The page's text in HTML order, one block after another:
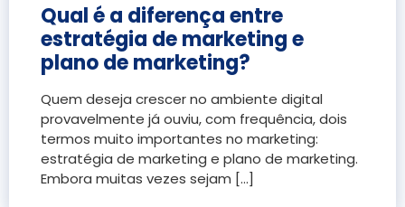
Qual é a diferença entre
estratégia de marketing e
plano de marketing?
Quem deseja crescer no ambiente digital
provavelmente já ouviu, com frequência, dois
termos muito importantes no marketing:
estratégia de marketing e plano de marketing.
Embora muitas vezes sejam [...]